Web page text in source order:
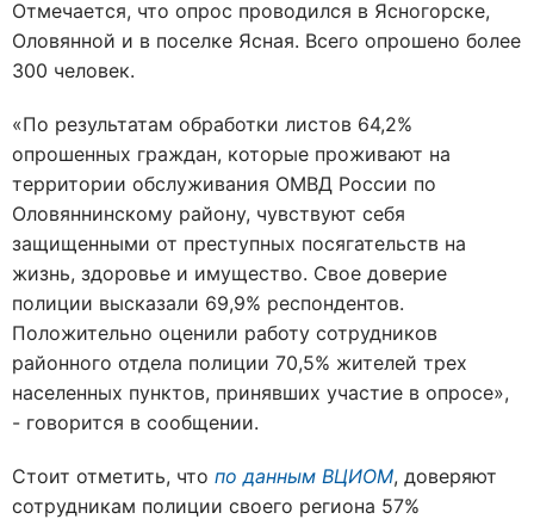
Отмечается, что опрос проводился в Ясногорске,
Оловянной и в поселке Ясная. Всего опрошено более
300 человек.
«По результатам обработки листов 64,2%
опрошенных граждан, которые проживают на
территории обслуживания ОМВД России по
Оловяннинскому району, чувствуют себя
защищенными от преступных посягательств на
жизнь, здоровье и имущество. Свое доверие
полиции высказали 69,9% респондентов.
Положительно оценили работу сотрудников
районного отдела полиции 70,5% жителей трех
населенных пунктов, принявших участие в опросе»,
- говорится в сообщении.
Стоит отметить, что по данным ВЦИОМ, доверяют
сотрудникам полиции своего региона 57%